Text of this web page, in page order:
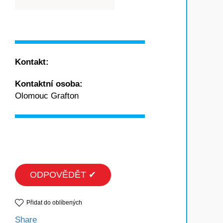
Kontakt:
Kontaktní osoba:
Olomouc Grafton
ODPOVĚDĚT ✔
Přidat do oblíbených
Share